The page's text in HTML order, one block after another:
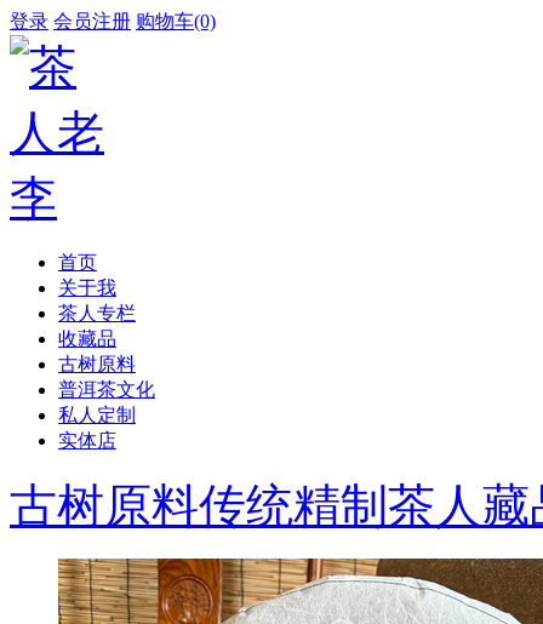
登录 会员注册 购物车(0)
首页
关于我
茶人专栏
收藏品
古树原料
普洱茶文化
私人定制
实体店
古树原料传统精制 茶人藏